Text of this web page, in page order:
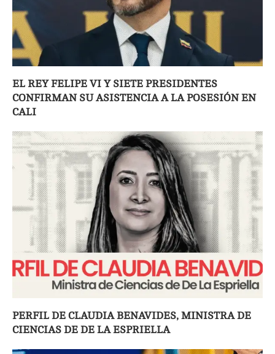
EL REY FELIPE VI Y SIETE PRESIDENTES
CONFIRMAN SU ASISTENCIA A LA POSESIÓN EN
CALI
PERFIL DE CLAUDIA BENAVIDES, MINISTRA DE
CIENCIAS DE DE LA ESPRIELLA